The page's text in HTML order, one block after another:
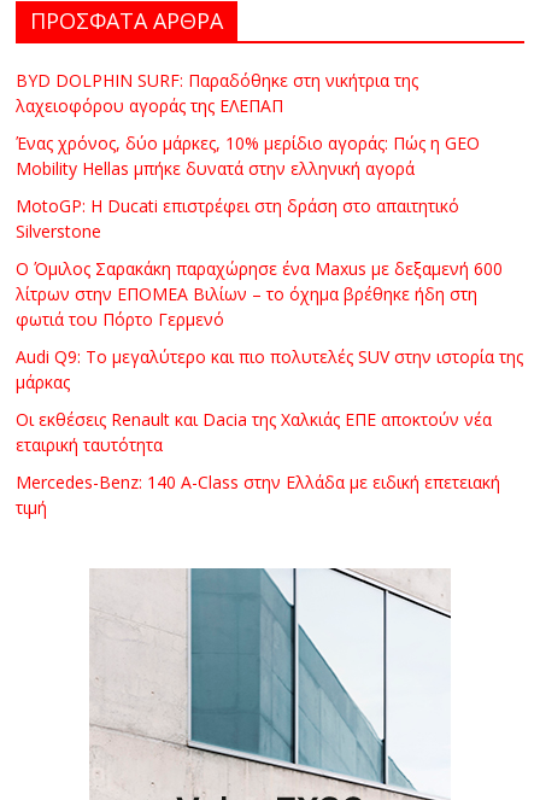
ΠΡΟΣΦΑΤΑ ΑΡΘΡΑ
BYD DOLPHIN SURF: Παραδόθηκε στη νικήτρια της
λαχειοφόρου αγοράς της ΕΛΕΠΑΠ
Ένας χρόνος, δύο μάρκες, 10% μερίδιο αγοράς: Πώς η GEO
Mobility Hellas μπήκε δυνατά στην ελληνική αγορά
MotoGP: Η Ducati επιστρέφει στη δράση στο απαιτητικό
Silverstone
Ο Όμιλος Σαρακάκη παραχώρησε ένα Maxus με δεξαμενή 600
λίτρων στην ΕΠΟΜΕΑ Βιλίων – το όχημα βρέθηκε ήδη στη
φωτιά του Πόρτο Γερμενό
Audi Q9: Το μεγαλύτερο και πιο πολυτελές SUV στην ιστορία της
μάρκας
Οι εκθέσεις Renault και Dacia της Χαλκιάς ΕΠΕ αποκτούν νέα
εταιρική ταυτότητα
Mercedes-Benz: 140 A-Class στην Ελλάδα με ειδική επετειακή
τιμή